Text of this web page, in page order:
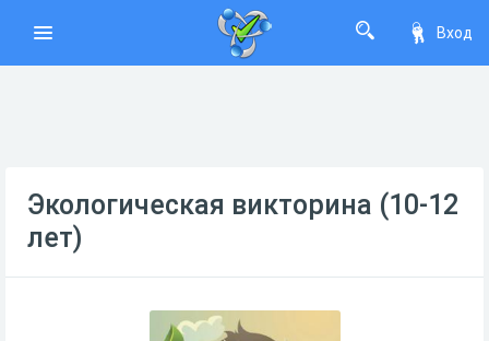
Вход
Экологическая викторина (10-12
лет)